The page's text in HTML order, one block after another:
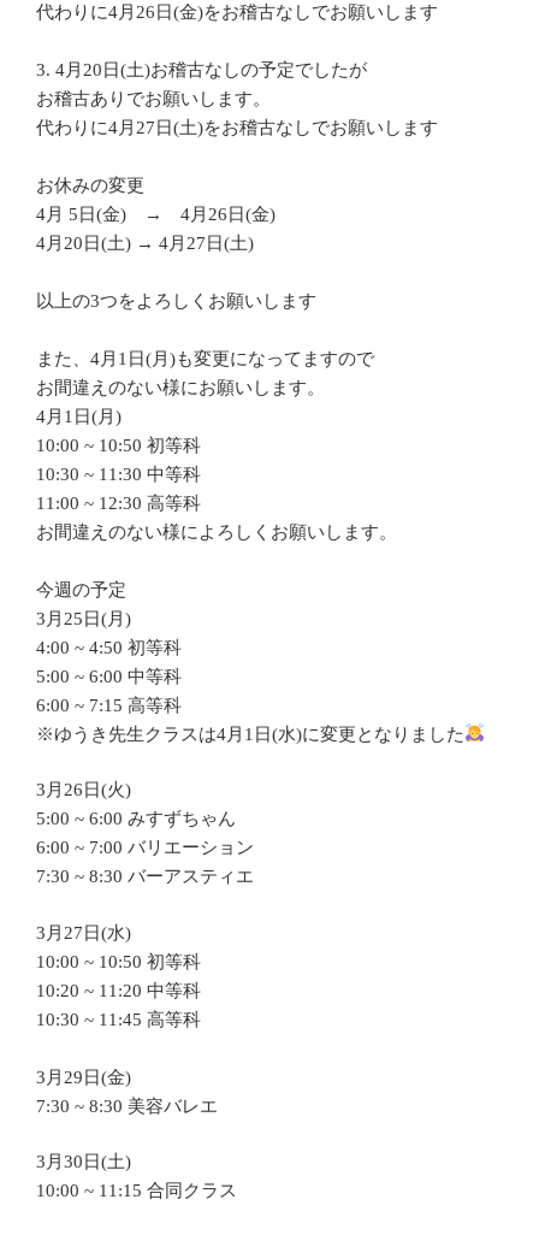
代わりに4月26日(金)をお稽古なしでお願いします
3. 4月20日(土)お稽古なしの予定でしたが
お稽古ありでお願いします。
代わりに4月27日(土)をお稽古なしでお願いします
お休みの変更
4月 5日(金) → 4月26日(金)
4月20日(土) → 4月27日(土)
以上の3つをよろしくお願いします
また、4月1日(月)も変更になってますので
お間違えのない様にお願いします。
4月1日(月)
10:00 ~ 10:50 初等科
10:30 ~ 11:30 中等科
11:00 ~ 12:30 高等科
お間違えのない様によろしくお願いします。
今週の予定
3月25日(月)
4:00 ~ 4:50 初等科
5:00 ~ 6:00 中等科
6:00 ~ 7:15 高等科
※ゆうき先生クラスは4月1日(水)に変更となりました
3月26日(火)
5:00 ~ 6:00 みすずちゃん
6:00 ~ 7:00 バリエーション
7:30 ~ 8:30 バーアスティエ
3月27日(水)
10:00 ~ 10:50 初等科
10:20 ~ 11:20 中等科
10:30 ~ 11:45 高等科
3月29日(金)
7:30 ~ 8:30 美容バレエ
3月30日(土)
10:00 ~ 11:15 合同クラス